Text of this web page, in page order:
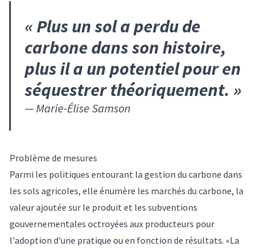
« Plus un sol a perdu de
carbone dans son histoire,
plus il a un potentiel pour en
séquestrer théoriquement. »
—Marie-Élise Samson
Problème de mesures
Parmi les politiques entourant la gestion du carbone dans
les sols agricoles, elle énumère les marchés du carbone, la
valeur ajoutée sur le produit et les subventions
gouvernementales octroyées aux producteurs pour
l'adoption d'une pratique ou en fonction de résultats. «La